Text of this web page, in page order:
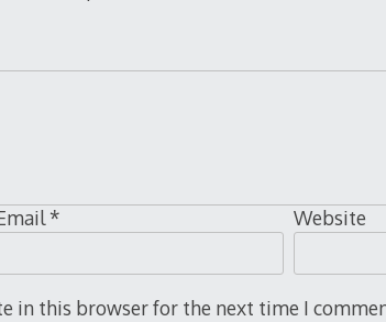
* Website
in this browser for the next time I